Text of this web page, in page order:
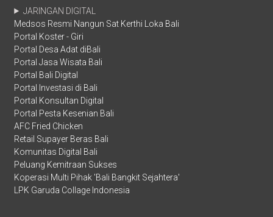
JARINGAN DIGITAL
Medsos Resmi Nangun Sat Kerthi Loka Bali
Portal Koster - Giri
Portal Desa Adat diBali
Portal Jasa Wisata Bali
Portal Bali Digital
Portal Investasi di Bali
Portal Konsultan Digital
Portal Pesta Kesenian Bali
AFC Fried Chicken
Retail Supayer Beras Bali
Komunitas Digital Bali
Peluang Kemitraan Sukses
Koperasi Multi Pihak 'Bali Bangkit Sejahtera'
LPK Garuda Collage Indonesia